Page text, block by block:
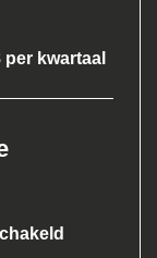
per kwartaal